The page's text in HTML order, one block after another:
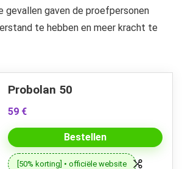
gevallen gaven de proefpersonen
te hebben en meer kracht te
Probolan 50
59 €
Bestellen
[50% korting] • officiële website